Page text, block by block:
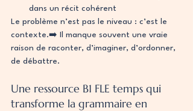
dans un récit cohérent
Le problème n’est pas le niveau : c’est le
contexte.➡️ Il manque souvent une vraie
raison de raconter, d’imaginer, d’ordonner,
de débattre.
Une ressource B1 FLE temps qui
transforme la grammaire en